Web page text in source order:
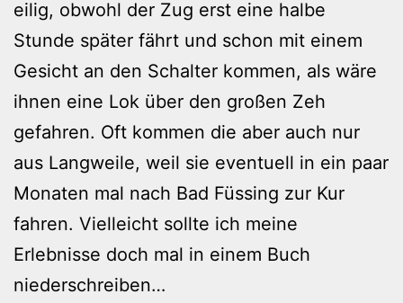
eilig, obwohl der Zug erst eine halbe
Stunde später fährt und schon mit einem
Gesicht an den Schalter kommen, als wäre
ihnen eine Lok über den großen Zeh
gefahren. Oft kommen die aber auch nur
aus Langweile, weil sie eventuell in ein paar
Monaten mal nach Bad Füssing zur Kur
fahren. Vielleicht sollte ich meine
Erlebnisse doch mal in einem Buch
niederschreiben…